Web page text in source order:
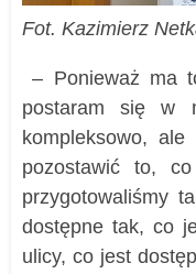
Fot. Kazimierz
– Ponieważ ma
postaram się w
kompleksowo,
pozostawić to,
przygotowaliśmy
dostępne tak, co
ulicy, co jest